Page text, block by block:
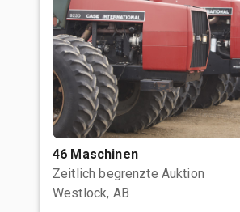
46 Maschinen
Zeitlich begrenzte Auktion
Westlock, AB